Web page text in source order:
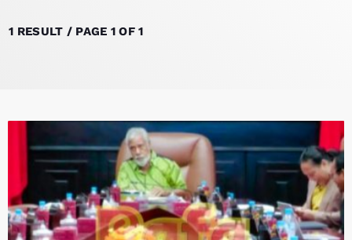
EKIPA
PROGRAMA SIRA
VÍDEO SIRA
EVENTU SIRA
1 RESULT / PAGE 1 OF 1